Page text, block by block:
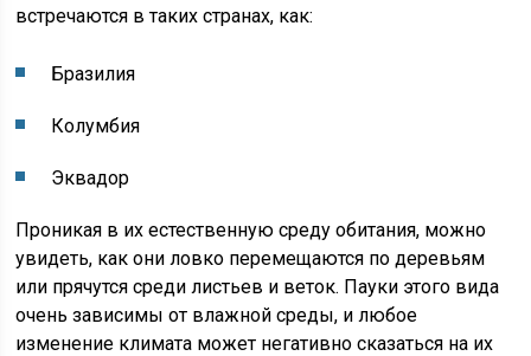
встречаются в таких странах, как:
Бразилия
Колумбия
Эквадор
Проникая в их естественную среду обитания, можно
увидеть, как они ловко перемещаются по деревьям
или прячутся среди листьев и веток. Пауки этого вида
очень зависимы от влажной среды, и любое
изменение климата может негативно сказаться на их